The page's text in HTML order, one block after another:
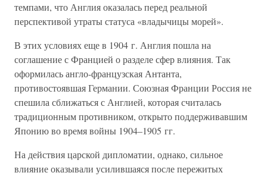
темпами, что Англия оказалась перед реальной
перспективой утраты статуса «владычицы морей».
В этих условиях еще в 1904 г. Англия пошла на
соглашение с Францией о разделе сфер влияния. Так
оформилась англо-французская Антанта,
противостоявшая Германии. Союзная Франции Россия не
спешила сближаться с Англией, которая считалась
традиционным противником, открыто поддерживавшим
Японию во время войны 1904–1905 гг.
На действия царской дипломатии, однако, сильное
влияние оказывали усилившаяся после пережитых